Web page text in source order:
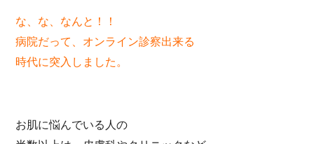
な、な、なんと！！
病院だって、オンライン診察出来る
時代に突入しました。
お肌に悩んでいる人の